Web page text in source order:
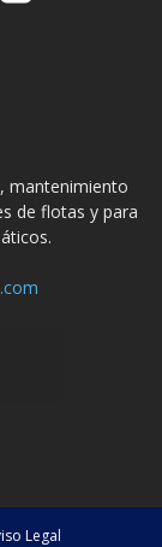
mantenimiento
de flotas y para
Legal